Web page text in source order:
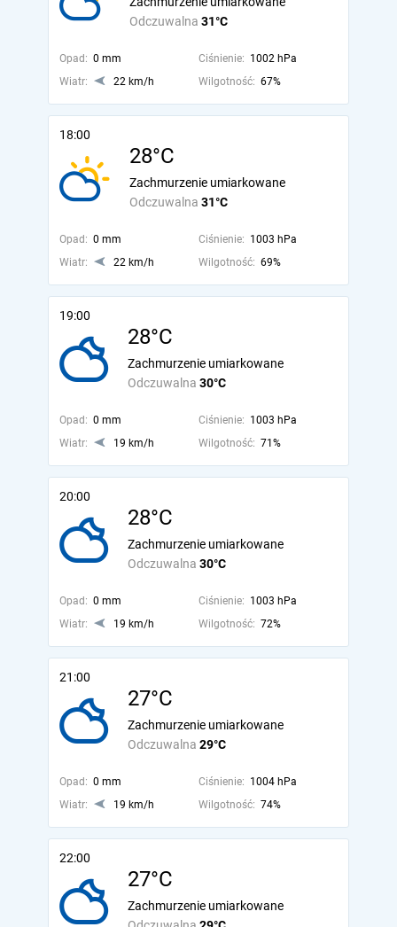
Odczuwalna 31°C
Opad: 0 mm Ciśnienie: 1002 hPa
Wiatr:
22 km/h Wilgotność: 67%
18:00
28°C
Odczuwalna 31°C
Zachmurzenie umiarkowane
Opad: 0 mm Ciśnienie: 1003 hPa
Wiatr:
22 km/h Wilgotność: 69%
19:00
28°C
Odczuwalna 30°C
Zachmurzenie umiarkowane
Opad: 0 mm Ciśnienie: 1003 hPa
Wiatr:
19 km/h Wilgotność: 71%
20:00
28°C
Odczuwalna 30°C
Zachmurzenie umiarkowane
Opad: 0 mm Ciśnienie: 1003 hPa
Wiatr:
19 km/h Wilgotność: 72%
21:00
27°C
Odczuwalna 29°C
Zachmurzenie umiarkowane
Opad: 0 mm Ciśnienie: 1004 hPa
Wiatr:
19 km/h Wilgotność: 74%
22:00
27°C
Zachmurzenie umiarkowane